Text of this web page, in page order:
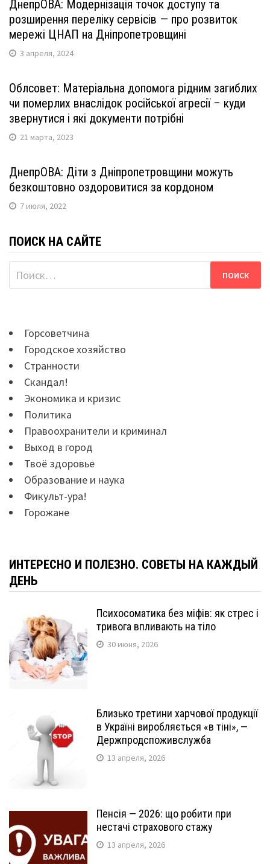
ДнепрОВА: Модернізація точок доступу та
розширення переліку сервісів — про розвиток
мережі ЦНАП на Дніпропетровщині
3 апреля, 2024
Облсовет: Матеріальна допомога рідним загиблих
чи померлих внаслідок російської агресії – куди
звернутися і які документи потрібні
21 марта, 2023
ДнепрОВА: Діти з Дніпропетровщини можуть
безкоштовно оздоровитися за кордоном
7 июля, 2022
ПОИСК НА САЙТЕ
Найти:
Горсоветчина
Городское хозяйство
Странности
Скандал!
Экономика и кризис
Политика
Правоохранители и криминал
Выход в город
Твоё здоровье
Образование и наука
Фикульт-ура!
Горожане
ИНТЕРЕСНО И ПОЛЕЗНО. СОВЕТЫ НА КАЖДЫЙ
ДЕНЬ
Психосоматика без міфів: як стрес і
тривога впливають на тіло
30 июня, 2026
Близько третини харчової продукції
в Україні виробляється «в тіні», —
Держпродспоживслужба
13 апреля, 2026
Пенсія — 2026: що робити при
нестачі страхового стажу
13 апреля, 2026